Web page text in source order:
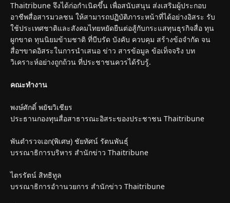
Thaitribune จึงได้ก่อกำเนิดขึ้น เพื่อสนับสนุน ส่งเสริมผู้ประกอบ
อาชีพสื่อสารมวลชน ให้สามารถปฏิบัติภาระหน้าที่ได้อย่างอิสระ รับ
ใช้ประเทศชาติและสังคมไทยหยัดยืนต่อสู้กับกระแสทุนธุรกิจสื่อ ทุน
ผูกขาด ทุนนิยมข้ามชาติ ที่บีบรัด บังคับ ควบคุม สร้างข้อจำกัด จน
สื่อฯขาดอิสระในการนำเสนอ ข่าว สารข้อมูล ข้อเท็จจริง บท
วิเคราะห์อย่างถูกถ้วน ที่ประชาชนควรได้รับรู้.
คณะทำงาน
พงษ์ศักดิ์ พยัฆวิเชียร
ประธานกองทุนสื่อสาธารณะอิสระของประชาชน Thaitribune
พันตำรวจเอก(พิเศษ) ชัยทัศน์ รัตนพันธุ์
บรรณาธิการบริหาร สำนักข่าว Thaitribune
ไตรรัตน์ สิทธิทูล
บรรณาธิการอำานวยการ สำนักข่าว Thaitribune